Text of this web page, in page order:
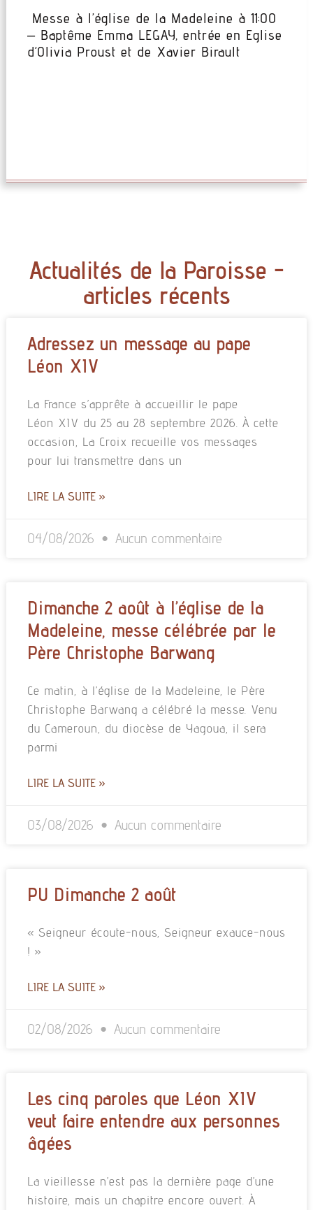
Messe à l’église de la Madeleine à 11:00
– Baptême Emma LEGAY, entrée en Eglise
d’Olivia Proust et de Xavier Birault
Actualités de la Paroisse -
articles récents
Adressez un message au pape
Léon XIV
La France s’apprête à accueillir le pape
Léon XIV du 25 au 28 septembre 2026. À cette
occasion, La Croix recueille vos messages
pour lui transmettre dans un
LIRE LA SUITE »
04/08/2026 Aucun commentaire
Dimanche 2 août à l’église de la
Madeleine, messe célébrée par le
Père Christophe Barwang
Ce matin, à l’église de la Madeleine, le Père
Christophe Barwang a célébré la messe. Venu
du Cameroun, du diocèse de Yagoua, il sera
parmi
LIRE LA SUITE »
03/08/2026 Aucun commentaire
PU Dimanche 2 août
« Seigneur écoute-nous, Seigneur exauce-nous
! »
LIRE LA SUITE »
02/08/2026 Aucun commentaire
Les cinq paroles que Léon XIV
veut faire entendre aux personnes
âgées
La vieillesse n’est pas la dernière page d’une
histoire, mais un chapitre encore ouvert. À